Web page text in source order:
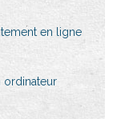
en ligne
ordinateur